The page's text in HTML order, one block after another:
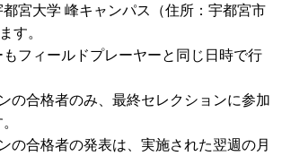
宮大学 峰キャンパス（住所：宇都宮市
す。
フィールドプレーヤーと同じ日時で行
の合格者のみ、最終セレクションに参加
の合格者の発表は、実施された翌週の月